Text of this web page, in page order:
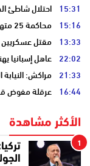
15:31 احتلال شاطئ
15:16 محاكمة 25 متهما في قضية الهجرة إلى سبتة
13:33 مقتل عسكريين
22:02 عاهل إسبانيا
21:33 مراكش:
16:44 عرقلة مفوض
الأكثر مشاهدة
1